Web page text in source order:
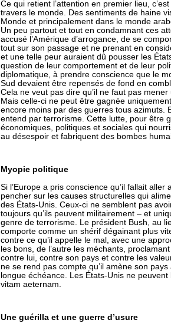
Ce qui retient l’attention en premier lieu,
travers le monde. Des sentiments de haine
Monde et principalement dans le monde
Un peu partout et tout en condamnant ces
accusé l’Amérique d’arrogance, de se
tout sur son passage et ne prenant en
et une telle peur auraient dû pousser les
question de leur comportement et de leur
diplomatique, à prendre conscience que le
Sud devaient être repensés de fond en
Cela ne veut pas dire qu’il ne faut pas
Mais celle-ci ne peut être gagnée
encore moins par des guerres tous azimuts.
entend par terrorisme. Cette lutte, pour être
économiques, politiques et sociales qui
au désespoir et fabriquent des bombes
Myopie politique
Si l’Europe a pris conscience qu’il fallait
pencher sur les causes structurelles qui
des États-Unis. Ceux-ci ne semblent pas
toujours qu’ils peuvent militairement – et
genre de terrorisme. Le président Bush, au
comporte comme un shérif dégainant plus
contre ce qu’il appelle le mal, avec une
les bons, de l’autre les méchants,
contre lui, contre son pays et contre les
ne se rend pas compte qu’il amène son
longue échéance. Les États-Unis ne
vitam aeternam.
Une guérilla et une guerre d’usure